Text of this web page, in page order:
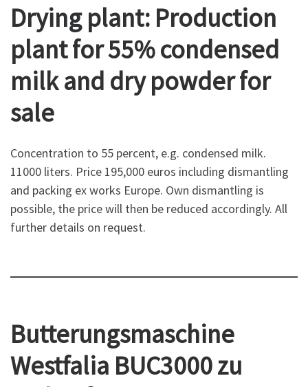
Drying plant: Production
plant for 55% condensed
milk and dry powderfor
sale
Concentration to 55 percent, e.g. condensed milk.
11000 liters. Price 195,000 euros including dismantling
and packing ex works Europe. Own dismantling is
possible, the price will then be reduced accordingly. All
further details on request.
Butterungsmaschine
Westfalia BUC3000 zu